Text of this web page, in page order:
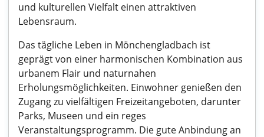
und kulturellen Vielfalt einen attraktiven
Lebensraum.
Das tägliche Leben in Mönchengladbach ist
geprägt von einer harmonischen Kombination aus
urbanem Flair und naturnahen
Erholungsmöglichkeiten. Einwohner genießen den
Zugang zu vielfältigen Freizeitangeboten, darunter
Parks, Museen und ein reges
Veranstaltungsprogramm. Die gute Anbindung an